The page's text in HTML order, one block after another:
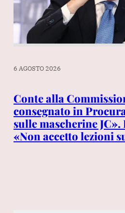
6 AGOSTO 2026
Conte alla
consegnato in
sulle mascherine
«Non accetto lezioni